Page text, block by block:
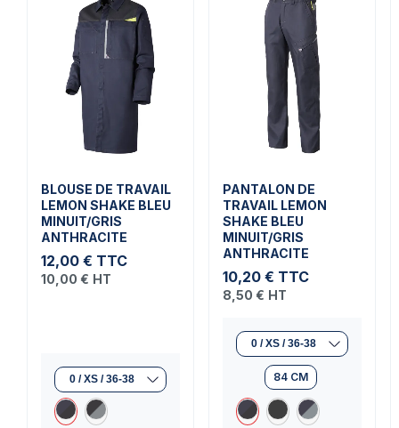
BLOUSE DE TRAVAIL
LEMON SHAKE BLEU
MINUIT/GRIS
ANTHRACITE
12,00 € TTC
10,00 € HT
PANTALON DE
TRAVAIL LEMON
SHAKE BLEU
MINUIT/GRIS
ANTHRACITE
10,20 € TTC
8,50 € HT
84 CM